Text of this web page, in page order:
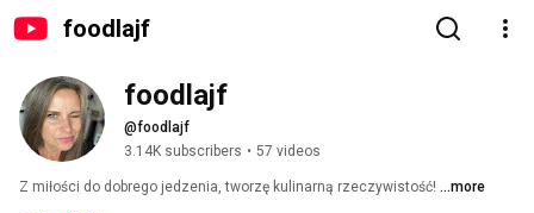
foodlajf
foodlajf
@foodlajf
3.14K subscribers • 57 videos
Z miłości do dobrego jedzenia, tworzę kulinarną rzeczywistość! ...more